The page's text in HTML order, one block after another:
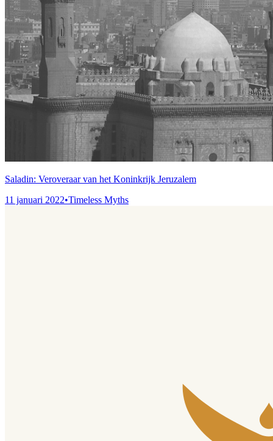
Saladin: Veroveraar van het Koninkrijk Jeruzalem
11 januari 2022•Timeless Myths